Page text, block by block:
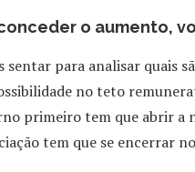
o aumento,
para analisar quais
no teto
primeiro tem que abrir
tem que se